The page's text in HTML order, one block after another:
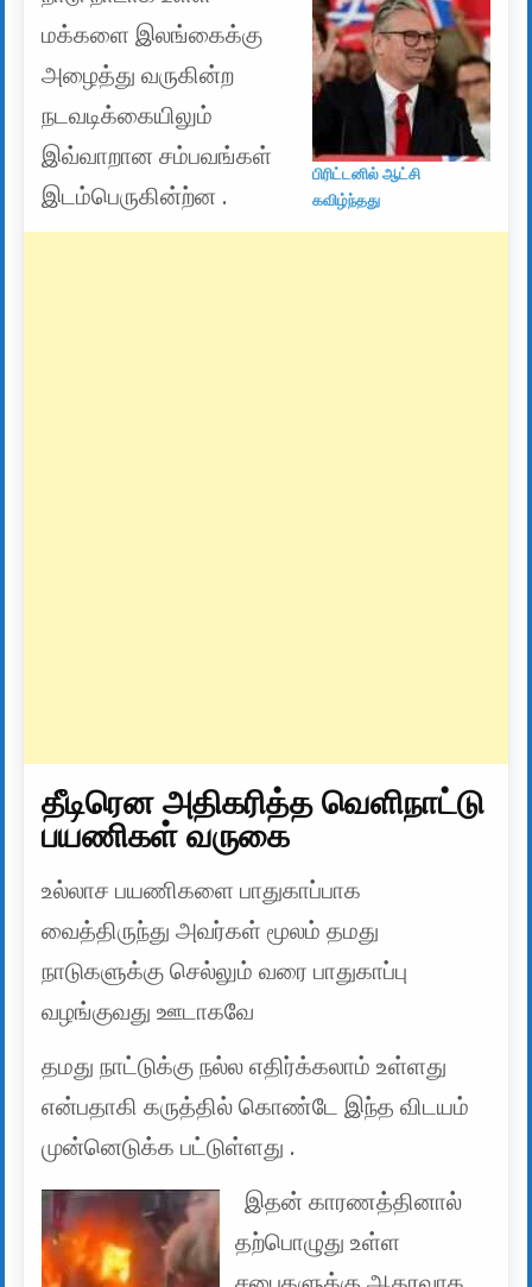
பிரிட்டனில் ஆட்சி
கவிழ்ந்தது
மக்களை இலங்கைக்கு
அழைத்து வருகின்ற
நடவடிக்கையிலும்
இவ்வாறான சம்பவங்கள்
இடம்பெருகின்ற்ன .
தீடிரென அதிகரித்த வெளிநாட்டு
பயணிகள் வருகை
உல்லாச பயணிகளை பாதுகாப்பாக
வைத்திருந்து அவர்கள் மூலம் தமது
நாடுகளுக்கு செல்லும் வரை பாதுகாப்பு
வழங்குவது ஊடாகவே
தமது நாட்டுக்கு நல்ல எதிர்க்கலாம் உள்ளது
என்பதாகி கருத்தில் கொண்டே இந்த விடயம்
முன்னெடுக்க பட்டுள்ளது .
இதன் காரணத்தினால்
தற்பொழுது உள்ள